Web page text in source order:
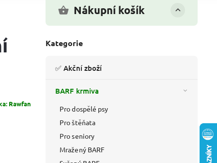
Nákupní košík
Kategorie
✅ Akční zboží
BARF krmiva
Pro dospělé psy
Pro štěňata
Pro seniory
Mražený BARF
Rawfan